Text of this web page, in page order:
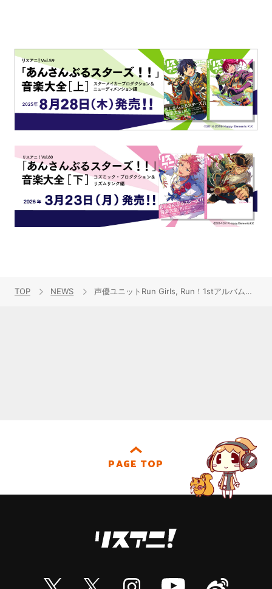
TOP NEWS 声優ユニットRun Girls, Run！1stアルバム『Run Girls, World！』5月20日発売決定！新曲5曲以上&新MV1本を収録！さらに新アーティスト写真公開！
PAGE TOP